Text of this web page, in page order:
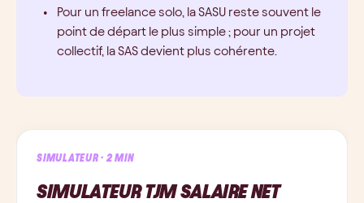
Pour un freelance solo, la SASU reste souvent le
point de départ le plus simple ; pour un projet
collectif, la SAS devient plus cohérente.
SIMULATEUR · 2 MIN
SIMULATEUR TJM SALAIRE NET